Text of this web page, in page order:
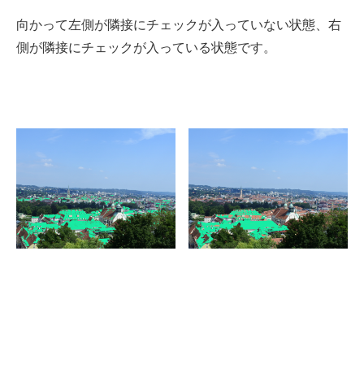
向かって左側が隣接にチェックが入っていない状態、右
側が隣接にチェックが入っている状態です。